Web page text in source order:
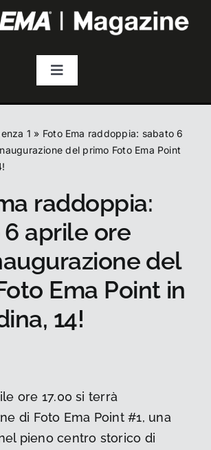
Toggle
1 » Foto Ema raddoppia: sabato 6
del primo Foto Ema Point
raddoppia:
aprile ore
del
Ema Point in
14!
ore 17.00 si terrà
di Foto Ema Point #1, una
pieno centro storico di